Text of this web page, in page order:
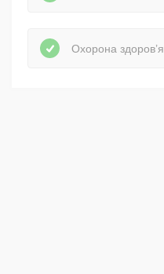
Охорона здоров’я